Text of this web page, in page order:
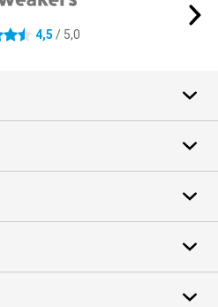
4,5 / 5,0